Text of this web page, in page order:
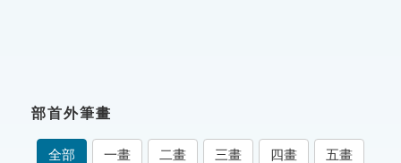
成語故事
索引選單
部首外筆畫
全部 一畫 二畫 三畫 四畫 五畫